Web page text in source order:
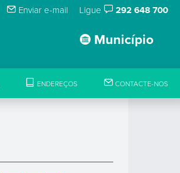
Enviar e-mail Ligue 292 648 700
Município
ENDEREÇOS CONTACTE-NOS